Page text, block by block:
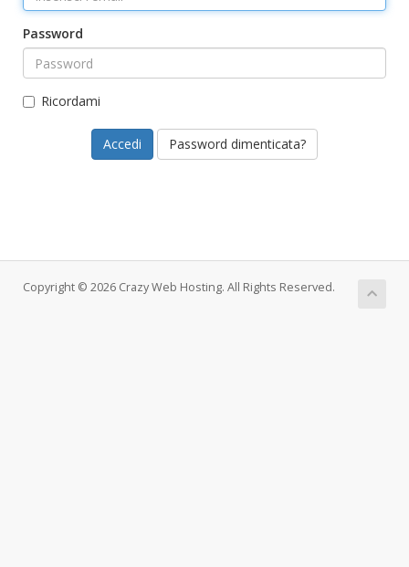
Password
Ricordami
Password dimenticata?
Copyright © 2026 Crazy Web Hosting. All Rights Reserved.